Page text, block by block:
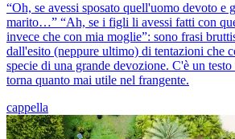
“Oh, se avessi sposato quell'uomo devoto e
marito…” “Ah, se i figli li avessi fatti con
invece che con mia moglie”: sono frasi
dall'esito (neppure ultimo) di tentazioni che
specie di una grande devozione. C'è un
torna quanto mai utile nel frangente.
cappella